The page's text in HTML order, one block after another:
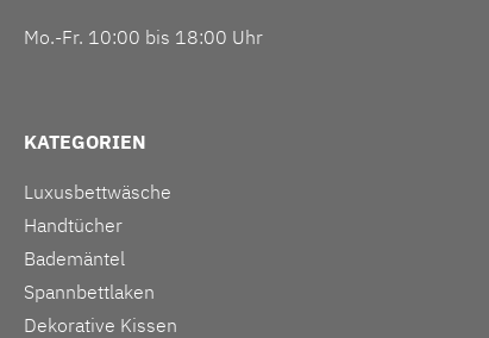
Mo.-Fr. 10:00 bis 18:00 Uhr
KATEGORIEN
Luxusbettwäsche
Handtücher
Bademäntel
Spannbettlaken
Dekorative Kissen